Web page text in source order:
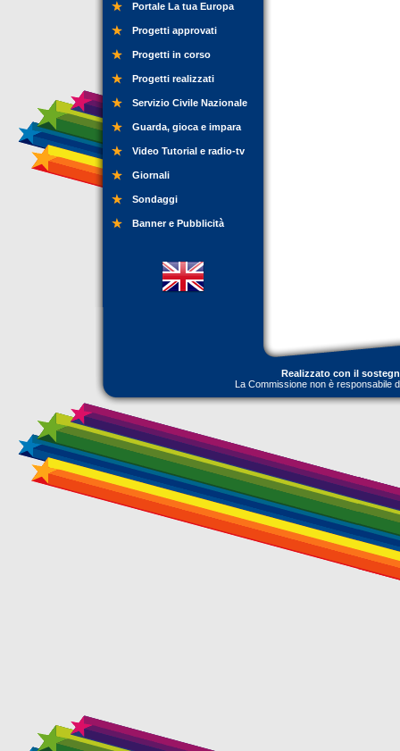
Portale La tua Europa
Progetti approvati
Progetti in corso
Progetti realizzati
Servizio Civile Nazionale
Guarda, gioca e impara
Video Tutorial e radio-tv
Giornali
Sondaggi
Banner e Pubblicità
Realizzato con il
La Commissione non è responsabile